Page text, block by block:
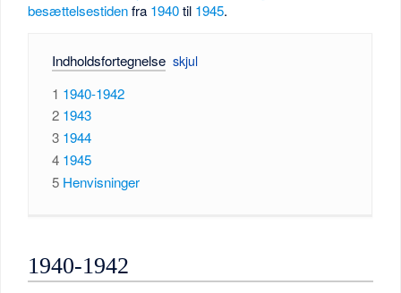
besættelsestidenfra 1940til 1945.
Indholdsfortegnelse
1 1940-1942
2 1943
3 1944
4 1945
5 Henvisninger
1940-1942